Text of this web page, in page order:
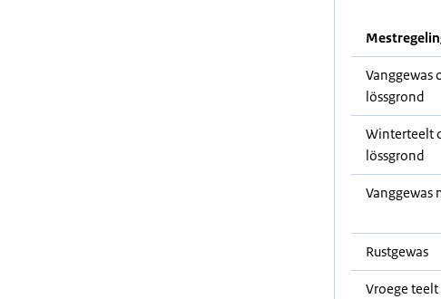
Vanggewas
lössgrond
Winterteelt
lössgrond
Vanggewas
Rustgewas
Vroege teelt